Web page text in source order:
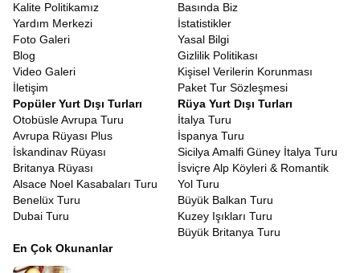
Kalite Politikamız
Yardım Merkezi
Foto Galeri
Blog
Video Galeri
İletişim
Basında Biz
İstatistikler
Yasal Bilgi
Gizlilik Politikası
Kişisel Verilerin Korunması
Paket Tur Sözleşmesi
Popüler Yurt Dışı Turları
Otobüsle Avrupa Turu
Avrupa Rüyası Plus
İskandinav Rüyası
Britanya Rüyası
Alsace Noel Kasabaları Turu
Benelüx Turu
Dubai Turu
Rüya Yurt Dışı Turları
İtalya Turu
İspanya Turu
Sicilya Amalfi Güney İtalya Turu
İsviçre Alp Köyleri & Romantik
Yol Turu
Büyük Balkan Turu
Kuzey Işıkları Turu
Büyük Britanya Turu
En Çok Okunanlar